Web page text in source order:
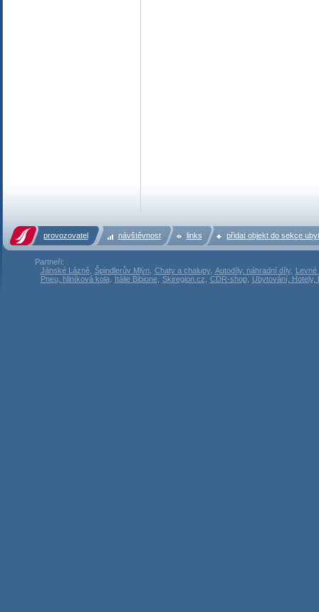
provozovatel návštěvnost links přidat objekt do sekce
Partneři:
Jánské Lázně, Špindlerův Mlýn, Chaty a chalupy, Autodíly, náhradní díly, Levné
Pneu, hliníková kola, Itálie Bibione, Skiregion.cz CDR-shop, Ubytování, Hotely,